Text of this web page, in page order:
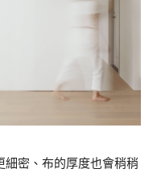
密、布的厚度也會稍稍